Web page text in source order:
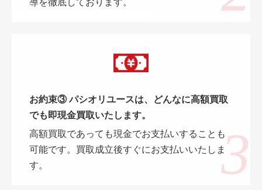
導を徹底しております。
お約束③ パシオリユースは、どんなに高額買取
でも即現金買取いたします。
高額買取であっても現金でお支払いすることも
可能です。買取成立後すぐにお支払いいたしま
す。